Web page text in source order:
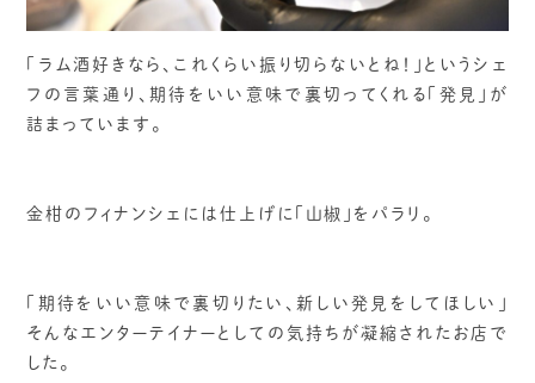
「ラム酒好きなら、これくらい振り切らないとね！」というシェ
フの言葉通り、期待をいい意味で裏切ってくれる「発見」が
詰まっています。
金柑のフィナンシェには仕上げに「山椒」をパラリ。
「期待をいい意味で裏切りたい、新しい発見をしてほしい」
そんなエンターテイナーとしての気持ちが凝縮されたお店で
した。